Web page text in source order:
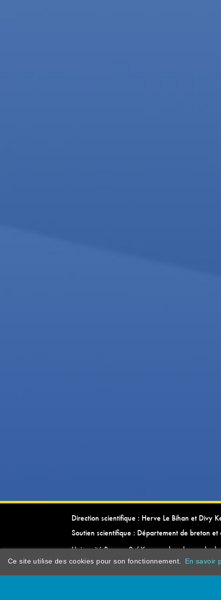
Direction scientifique : Herve Le Bihan et Divy
Soutien scientifique : Département de breton et
Université Rennes 2 / Kevrenn brezhoneg ha
Ce site utilise des cookies pour son fonctionnement. En savoir